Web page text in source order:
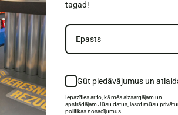
tagad!
Gūt piedāvājumus un
Iepazīties ar to, kā mēs aizsargājam un
apstrādājam Jūsu datus, lasot mūsu
politikas nosacījumus.